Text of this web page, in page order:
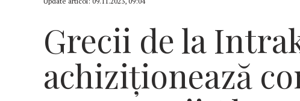
Grecii de la
achiziţionează